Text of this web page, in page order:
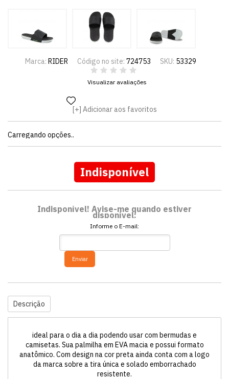
Marca: RIDER Código no site: 724753 SKU: 53329
Visualizar avaliações
Adicionar aos favoritos
Carregando opções..
Indisponível
Indisponível! Avise-me quando estiver
disponível:
Informe o E-mail:
Enviar
Descrição
ideal para o dia a dia podendo usar com bermudas e
camisetas. Sua palmilha em EVA macia e possui formato
anatômico. Com design na cor preta ainda conta com a logo
da marca sobre a tira única e solado emborrachado
resistente.